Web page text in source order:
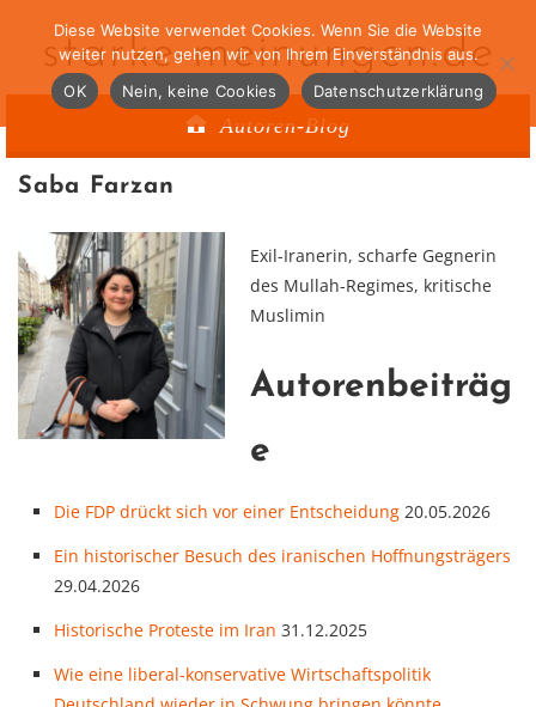
starke-meinungen.de
Autoren-Blog
Saba Farzan
Exil-Iranerin, scharfe Gegnerin
des Mullah-Regimes, kritische
Muslimin
Autorenbeiträg
e
Die FDP drückt sich vor einer Entscheidung 20.05.2026
Ein historischer Besuch des iranischen Hoffnungsträgers
29.04.2026
Historische Proteste im Iran 31.12.2025
Wie eine liberal-konservative Wirtschaftspolitik
Diese Website verwendet Cookies. Wenn Sie die Website
weiter nutzen, gehen wir von Ihrem Einverständnis aus.
OK
Nein, keine Cookies Datenschutzerklärung